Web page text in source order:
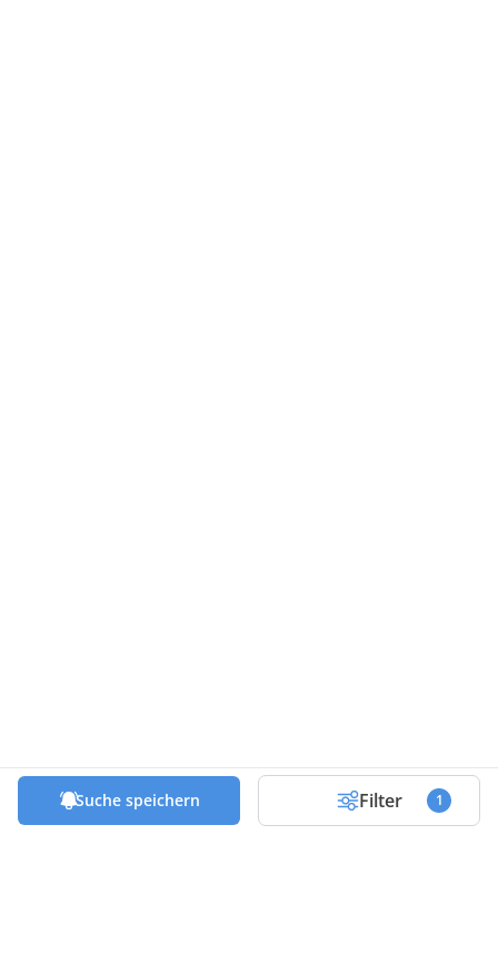
Suche speichern Filter 1